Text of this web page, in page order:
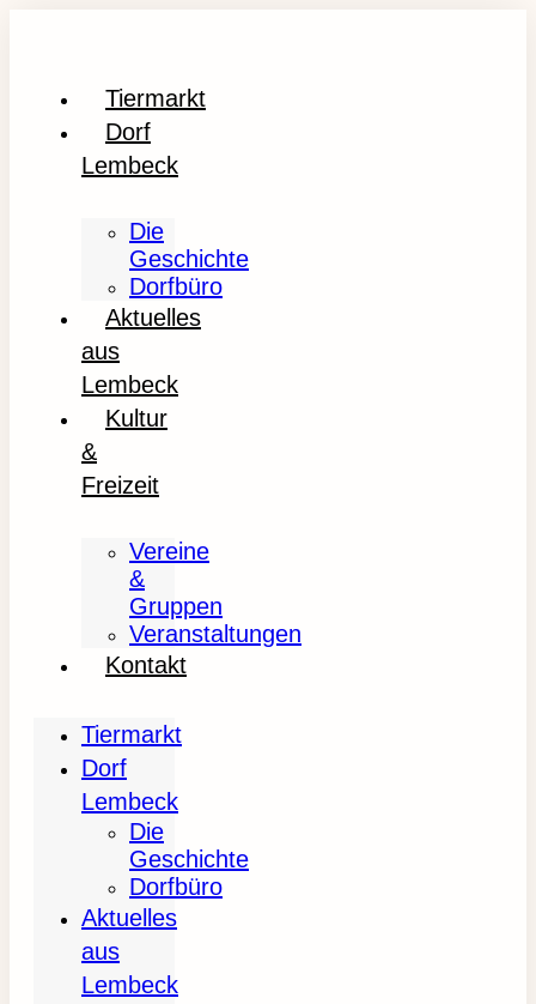
Tiermarkt
Dorf
Lembeck
Die
Geschichte
Dorfbüro
Aktuelles
aus
Lembeck
Kultur
&
Freizeit
Vereine
&
Gruppen
Veranstaltungen
Kontakt
Tiermarkt
Dorf
Lembeck
Die
Geschichte
Dorfbüro
Aktuelles
aus
Lembeck